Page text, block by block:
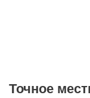
Точное